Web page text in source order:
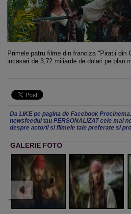
Primele patru filme din franciza "Piratii din
incasari de 3,72 miliarde de dolari pe plan
Da LIKE pe pagina de Facebook
newsfeedul tau PERSONALIZAT cele mai
despre actorii si filmele tale preferate si
GALERIE FOTO